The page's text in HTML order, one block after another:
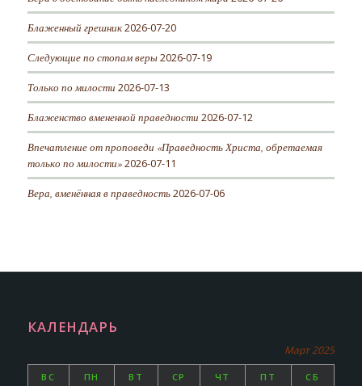
Блаженный грешник 2026-07-20
Следующие по стопам веры 2026-07-19
Только по милости 2026-07-13
Блаженство вмененной праведности 2026-07-12
Впечатление от проповеди «Праведность Христа, обретаемая
только по милости» 2026-07-11
Вера, вменённая в праведность 2026-07-06
КАЛЕНДАРЬ
Март 2025
ВС ПН ВТ СР ЧТ ПТ СБ